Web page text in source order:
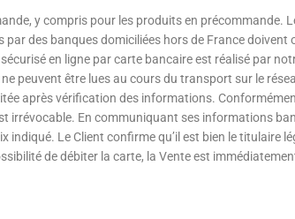
y compris pour les produits en précommande.
par des banques domiciliées hors de France
en ligne par carte bancaire est réalisé par
peuvent être lues au cours du transport sur le
après vérification des informations.
irrévocable. En communiquant ses informations
Le Client confirme qu’il est bien le titulaire
de débiter la carte, la Vente est